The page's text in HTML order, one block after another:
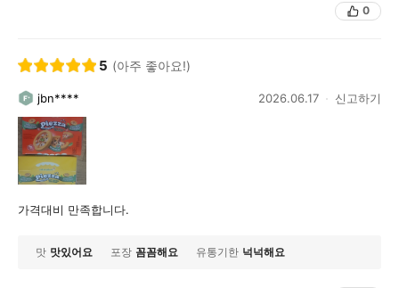
0
5 (아주 좋아요!)
jbn**** 2026.06.17 신고하기
가격대비 만족합니다.
맛 맛있어요 포장 꼼꼼해요 유통기한 넉넉해요